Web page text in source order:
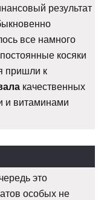
результат
все намного
косяки
пришли к
качественных
и витаминами
это
особых не